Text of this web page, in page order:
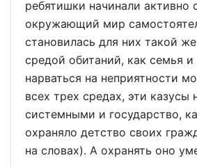
ребятишки начинали активно
окружающий мир
становилась для них такой
средой обитаний, как семья
нарваться на неприятности
всех трех средах, эти казусы
системными и государство,
охраняло детство своих
на словах). А охранять оно